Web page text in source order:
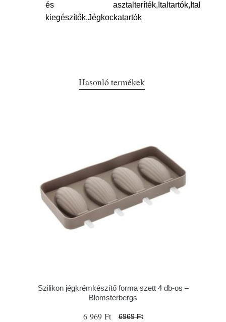
és asztalteríték,Italtartók,Ital
kiegészítők,Jégkockatartók
Hasonló termékek
Szilikon jégkrémkészítő forma szett 4 db-os –
Blomsterbergs
6 969 Ft 6969 Ft